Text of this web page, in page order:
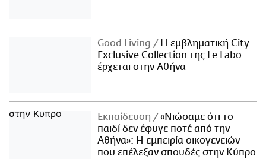
Good Living
Η εμβληματική City
Exclusive Collection της Le Labo
έρχεται στην Αθήνα
Εκπαίδευση
«Νιώσαμε ότι το
παιδί δεν έφυγε ποτέ από την
Αθήνα»: Η εμπειρία οικογενειών
που επέλεξαν σπουδές στην Κύπρο